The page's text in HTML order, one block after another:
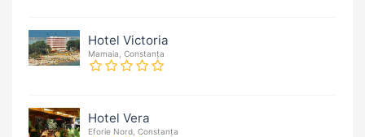
Hotel Victoria
Mamaia, Constanța
Hotel Vera
Eforie Nord, Constanța